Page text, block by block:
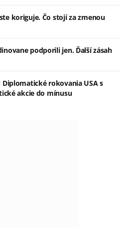
koriguje. Čo stojí za zmenou
podporili jen. Ďalší zásah
rokovania USA s
akcie do mínusu